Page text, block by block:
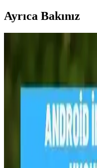
Ayrıca Bakınız
Redmi Note 13 IMEI
Redmi Note 13 IMEI
sağlamak için çeşitli
hakkında bilgilendirici rehber.
Yurt Dışından
Kullanım Süresi ve
Yurt dışından getirilen
süresi ve yasal prosedürleri,
adımlarla ilgilidir. Bu